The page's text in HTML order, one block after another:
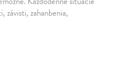
závisti, zahanbenia,